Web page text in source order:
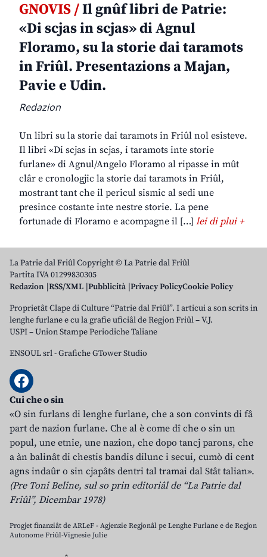
GNOVIS /Il gnûf libri de Patrie:
«Di scjas in scjas» di Agnul
Floramo, su la storie dai taramots
in Friûl. Presentazions a Majan,
Pavie e Udin.
Redazion
Un libri su la storie dai taramots in Friûl nol esisteve.
Il libri «Di scjas in scjas, i taramots inte storie
furlane» di Agnul/Angelo Floramo al ripasse in mût
clâr e cronologjic la storie dai taramots in Friûl,
mostrant tant che il pericul sismic al sedi une
presince costante inte nestre storie. La pene
fortunade di Floramo e acompagne il […] lei di plui +
La Patrie dal Friûl Copyright © La Patrie dal Friûl
Partita IVA 01299830305
Redazion RSS/XML Pubblicità Privacy PolicyCookie Policy
Proprietât Clape di Culture “Patrie dal Friûl”. I articui a son scrits in
lenghe furlane e cu la grafie uficiâl de Regjon Friûl – V.J.
USPI – Union Stampe Periodiche Taliane
ENSOUL srl-Grafiche GTower Studio
Cui che o sin
«O sin furlans di lenghe furlane, che a son convints di fâ
part de nazion furlane. Che al è come dî che o sin un
popul, une etnie, une nazion, che dopo tancj parons, che
a àn balinât di chestis bandis dilunc i secui, cumò di cent
agns indaûr o sin cjapâts dentri tal tramai dal Stât talian».
(Pre Toni Beline, sul so prin editoriâl de “La Patrie dal
Friûl”, Dicembar 1978)
Progjet finanziât de ARLeF - Agjenzie Regjonâl pe Lenghe Furlane e de Regjon
Autonome Friûl-Vignesie Julie